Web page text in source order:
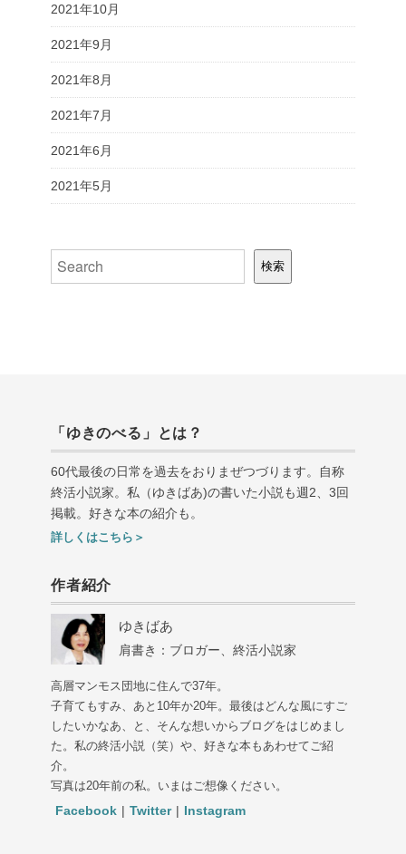
2021年10月
2021年9月
2021年8月
2021年7月
2021年6月
2021年5月
検索 検索
「ゆきのべる」とは？
60代最後の日常を過去をおりまぜつづります。自称
終活小説家。私（ゆきばあ)の書いた小説も週 2 3回
掲載。好きな本の紹介も。
詳しくはこちら＞
作者紹介
ゆきばあ
肩書き：ブロガー、終活小説家
高層マンモス団地に住んで37年。
子育てもすみ、あと10年か20年。最後はどんな風にすご
したいかなあ、と、そんな想いからブログをはじめまし
た。私の終活小説（笑）や、好きな本もあわせてご紹
介。
写真は20年前の私。いまはご想像ください。
Facebook | Twitter | Instagram